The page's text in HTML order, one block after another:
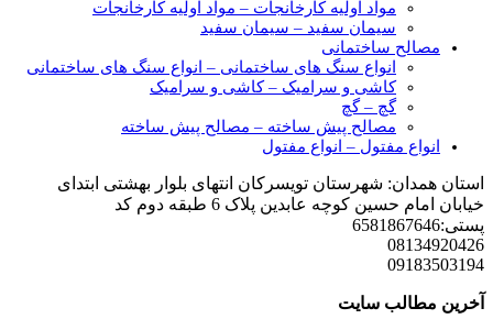
مواد اولیه کارخانجات – مواد اولیه کارخانجات
سیمان سفید – سیمان سفید
مصالح ساختمانی
انواع سنگ های ساختمانی – انواع سنگ های ساختمانی
کاشی و سرامیک –کاشی و سرامیک
گچ –گچ
مصالح پیش ساخته – مصالح پیش ساخته
انواع مفتول – انواع مفتول
استان همدان: شهرستان تویسرکان انتهای بلوار بهشتی ابتدای
خیابان امام حسین کوچه عابدین پلاک 6 طبقه دوم کد
پستی:6581867646
08134920426
09183503194
آخرین مطالب سایت